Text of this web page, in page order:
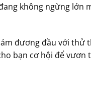
không ngừng
đương đầu với
bạn cơ hội để